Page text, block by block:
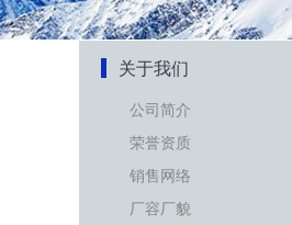
关于我们
公司简介
荣誉资质
销售网络
厂容厂貌